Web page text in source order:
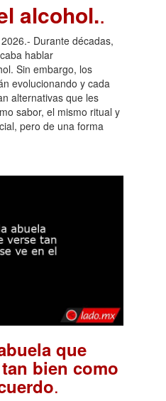
alcohol..
Durante décadas,
hablar
Sin embargo, los
evolucionando y cada
alternativas que les
sabor, el mismo ritual y
pero de una forma
que
bien como
.